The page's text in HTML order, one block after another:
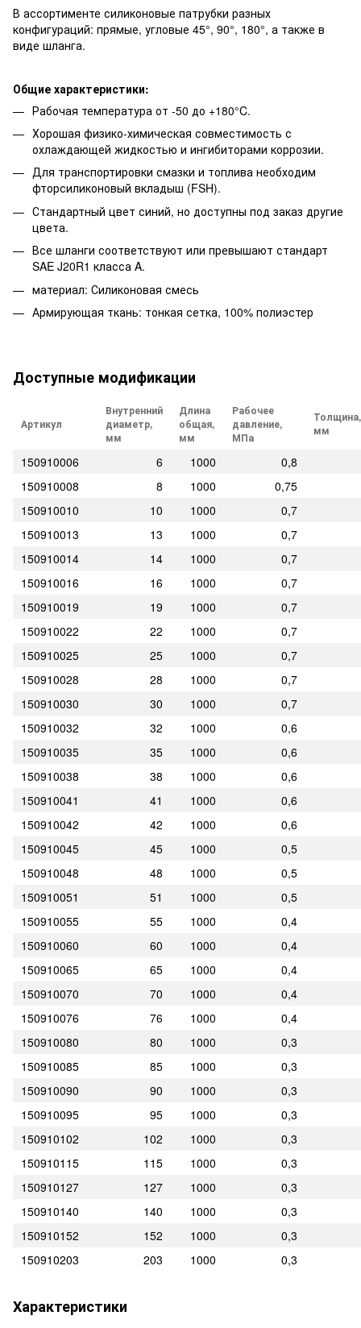
В ассортименте силиконовые патрубки разных
конфигураций: прямые, угловые 45°, 90°, 180°, а также в
виде шланга.
Общие характеристики:
Рабочая температура от -50 до +180°C.
Хорошая физико-химическая совместимость с
охлаждающей жидкостью и ингибиторами коррозии.
Для транспортировки смазки и топлива необходим
фторсиликоновый вкладыш (FSH).
Стандартный цвет синий, но доступны под заказ другие
цвета.
Все шланги соответствуют или превышают стандарт
SAE J20R1 класса A.
материал: Силиконовая смесь
Армирующая ткань: тонкая сетка, 100% полиэстер
Доступные модификации
Артикул
Внутренний
диаметр,
мм
Длина
общая,
мм
Рабочее
давление,
МПа
Толщина,
мм
150910006 6 1000
0,8
150910008
8 1000
0,75
150910010
10 1000
0,7
150910013
13 1000
0,7
150910014
14 1000
0,7
150910016
16 1000
0,7
150910019
19 1000
0,7
150910022
22 1000
0,7
150910025
25 1000
0,7
150910028
28 1000
0,7
150910030
30 1000
0,7
150910032
32 1000
0,6
150910035
35 1000
0,6
150910038
38 1000
0,6
150910041
41 1000
0,6
150910042
42 1000
0,6
150910045
45 1000
0,5
150910048
48 1000
0,5
150910051
51 1000
0,5
150910055
55 1000
0,4
150910060
60 1000
0,4
150910065
65 1000
0,4
150910070
70 1000
0,4
150910076
76 1000
0,4
150910080
80 1000
0,3
150910085
85 1000
0,3
150910090
90 1000
0,3
150910095
95 1000
0,3
150910102
102 1000
0,3
150910115
115 1000
0,3
150910127
127 1000
0,3
150910140
140 1000
0,3
150910152
152 1000
0,3
150910203
203 1000 0,3
Характеристики